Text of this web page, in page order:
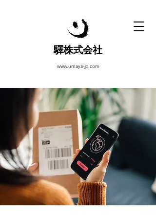
驛株式会社
www.umaya-jp.com